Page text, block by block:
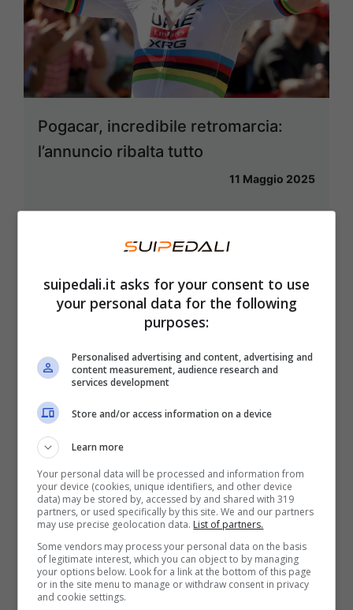
Pogacar, incredibile retromarcia:
l’annuncio ribalta tutto
11 Maggio 2025
Giro d’Italia in tv: tutte le info per
seguire la corsa in diretta
suipedali.it asks for your consent to use
your personal data for the following
purposes:
Personalised advertising and content, advertising and
content measurement, audience research and
services development
Store and/or access information on a device
Learn more
Your personal data will be processed and information from
your device (cookies, unique identifiers, and other device
data) may be stored by, accessed by and shared with 319
partners, or used specifically by this site. We and our partners
may use precise geolocation data. List of partners.
Some vendors may process your personal data on the basis
of legitimate interest, which you can object to by managing
your options below. Look for a link at the bottom of this page
or in the site menu to manage or withdraw consent in privacy
and cookie settings.